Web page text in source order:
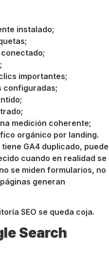
instalado;
importantes;
configuradas;
medición coherente;
orgánico por landing.
GA4 duplicado, puede
cuando en realidad se
se miden formularios, no
generan
SEO se queda coja.
Search